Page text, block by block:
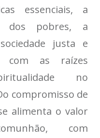
essenciais, a
dos pobres, a
justa e
com as raízes
no
compromisso de
alimenta o valor
com